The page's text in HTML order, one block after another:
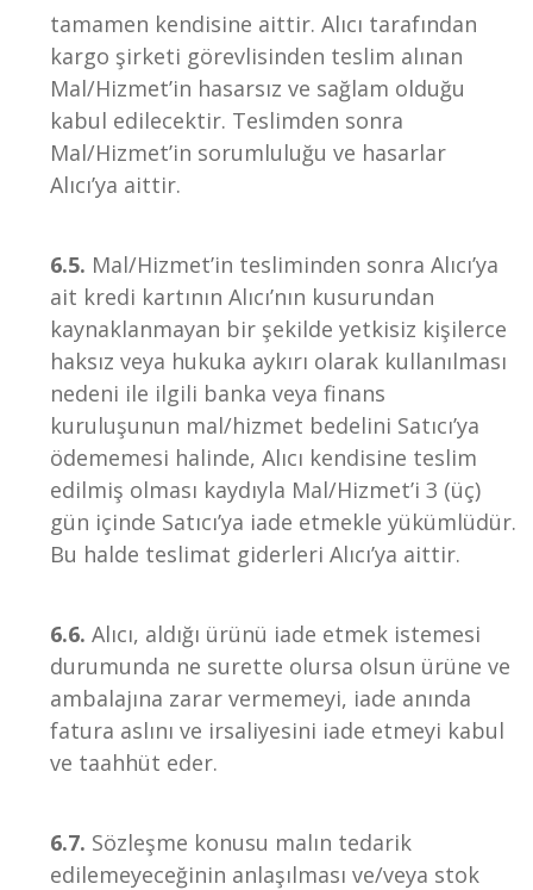
tamamen kendisine aittir. Alıcı tarafından
kargo şirketi görevlisinden teslim alınan
Mal/Hizmet’in hasarsız ve sağlam olduğu
kabul edilecektir. Teslimden sonra
Mal/Hizmet’in sorumluluğu ve hasarlar
Alıcı’ya aittir.
6.5. Mal/Hizmet’in tesliminden sonra Alıcı’ya
ait kredi kartının Alıcı’nın kusurundan
kaynaklanmayan bir şekilde yetkisiz kişilerce
haksız veya hukuka aykırı olarak kullanılması
nedeni ile ilgili banka veya finans
kuruluşunun mal/hizmet bedelini Satıcı’ya
ödememesi halinde, Alıcı kendisine teslim
edilmiş olması kaydıyla Mal/Hizmet’i 3 (üç)
gün içinde Satıcı’ya iade etmekle yükümlüdür.
Bu halde teslimat giderleri Alıcı’ya aittir.
6.6. Alıcı, aldığı ürünü iade etmek istemesi
durumunda ne surette olursa olsun ürüne ve
ambalajına zarar vermemeyi, iade anında
fatura aslını ve irsaliyesini iade etmeyi kabul
ve taahhüt eder.
6.7. Sözleşme konusu malın tedarik
edilemeyeceğinin anlaşılması ve/veya stok